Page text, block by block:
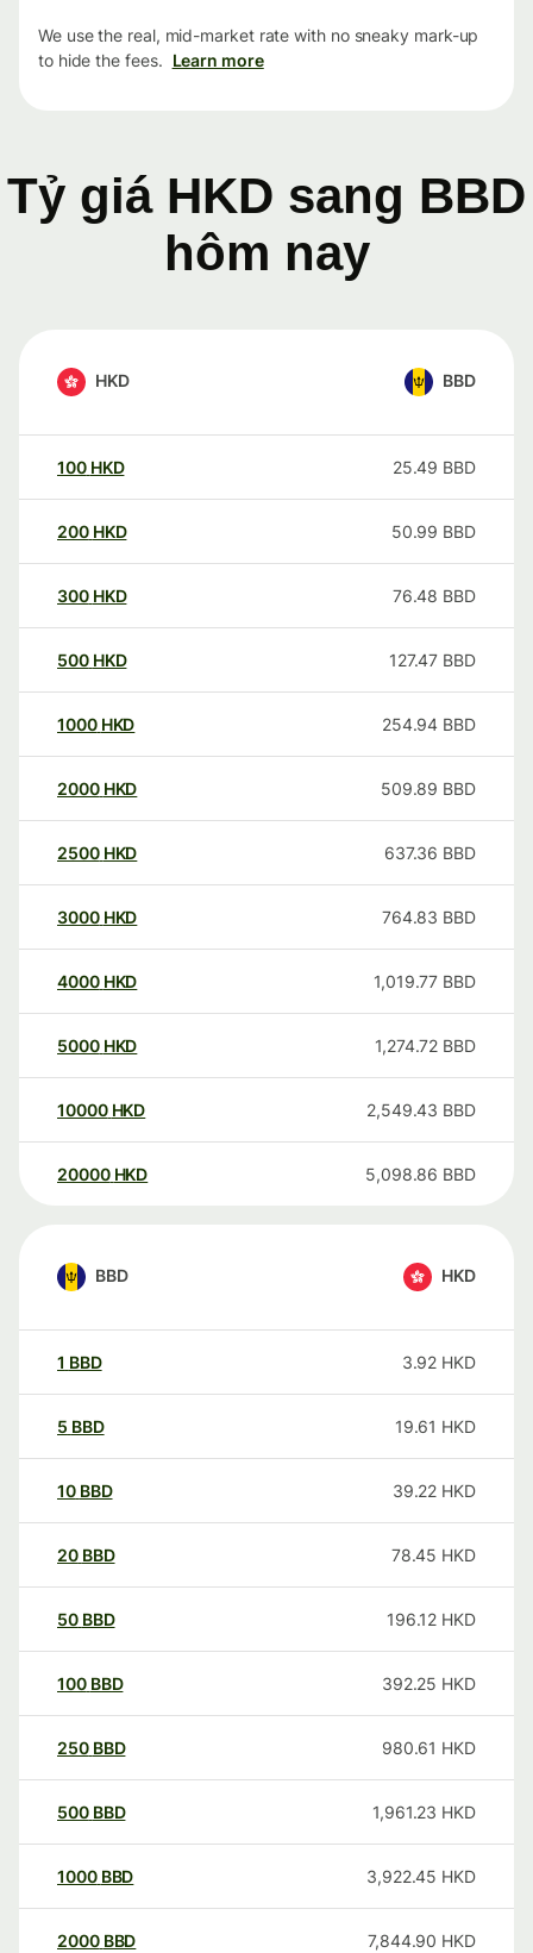
We use the real, mid-market rate with no sneaky mark-up
to hide the fees. Learn more
Tỷ giá HKD sang BBD
hôm nay
HKD BBD
100 HKD 25.49 BBD
200 HKD 50.99 BBD
300 HKD 76.48 BBD
500 HKD 127.47 BBD
1000 HKD 254.94 BBD
2000 HKD 509.89 BBD
2500 HKD 637.36 BBD
3000 HKD 764.83 BBD
4000 HKD 1,019.77 BBD
5000 HKD 1,274.72 BBD
10000 HKD 2,549.43 BBD
20000 HKD 5,098.86 BBD
BBD HKD
1 BBD 3.92 HKD
5 BBD 19.61 HKD
10 BBD 39.22 HKD
20 BBD 78.45 HKD
50 BBD 196.12 HKD
100 BBD 392.25 HKD
250 BBD 980.61 HKD
500 BBD 1,961.23 HKD
1000 BBD 3,922.45 HKD
2000 BBD 7,844.90 HKD